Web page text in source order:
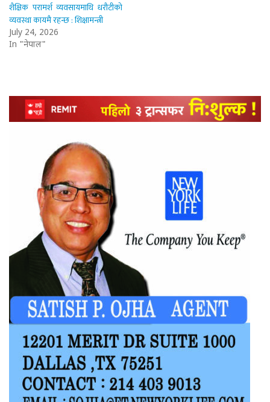
शैक्षिक परामर्श व्यवसायमाथि धरौटीको
व्यवस्था कायमै रहन्छ : शिक्षामन्त्री
July 24, 2026
In "नेपाल"